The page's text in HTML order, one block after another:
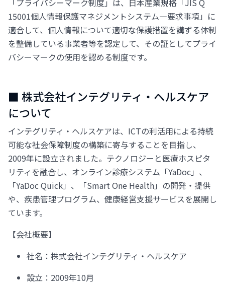
「プライバシーマーク制度」は、日本産業規格「JIS Q
15001個人情報保護マネジメントシステム―要求事項」に
適合して、個人情報について適切な保護措置を講ずる体制
を整備している事業者等を認定して、その証としてプライ
バシーマークの使用を認める制度です。
■ 株式会社インテグリティ・ヘルスケア
について
インテグリティ・ヘルスケアは、ICTの利活用による持続
可能な社会保障制度の構築に寄与することを目指し、
2009年に設立されました。テクノロジーと医療ホスピタ
リティを融合し、オンライン診療システム「YaDoc」、
「YaDoc Quick」、「Smart One Health」の開発・提供
や、疾患管理プログラム、健康経営支援サービスを展開し
ています。
【会社概要】
社名：株式会社インテグリティ・ヘルスケア
設立：2009年10月